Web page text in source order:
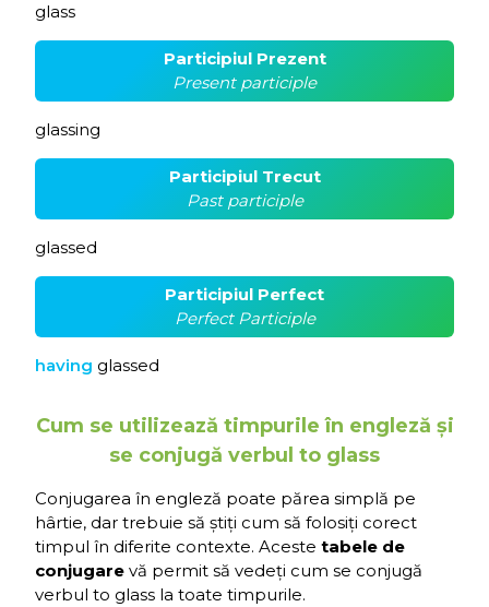
glass
Participiul Prezent
Present participle
glassing
Participiul Trecut
Past participle
glassed
Participiul Perfect
Perfect Participle
having glassed
Cum se utilizează timpurile în engleză și
se conjugă verbul to glass
Conjugarea în engleză poate părea simplă pe
hârtie, dar trebuie să știți cum să folosiți corect
timpul în diferite contexte. Aceste tabele de
conjugare vă permit să vedeți cum se conjugă
verbul to glass la toate timpurile.